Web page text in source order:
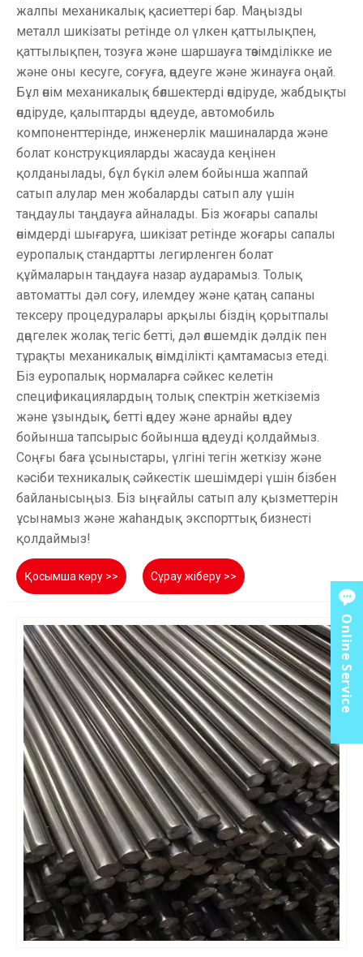
жалпы механикалық қасиеттері бар. Маңызды
металл шикізаты ретінде ол үлкен қаттылықпен,
қаттылықпен, тозуға және шаршауға төзімділікке ие
және оны кесуге, соғуға, өңдеуге және жинауға оңай.
Бұл өнім механикалық бөлшектерді өндіруде, жабдықты
өндіруде, қалыптарды өңдеуде, автомобиль
компоненттерінде, инженерлік машиналарда және
болат конструкцияларды жасауда кеңінен
қолданылады, бұл бүкіл әлем бойынша жаппай
сатып алулар мен жобаларды сатып алу үшін
таңдаулы таңдауға айналады. Біз жоғары сапалы
өнімдерді шығаруға, шикізат ретінде жоғары сапалы
еуропалық стандартты легирленген болат
құймаларын таңдауға назар аударамыз. Толық
автоматты дәл соғу, илемдеу және қатаң сапаны
тексеру процедуралары арқылы біздің қорытпалы
дөңгелек жолақ тегіс бетті, дәл өлшемдік дәлдік пен
тұрақты механикалық өнімділікті қамтамасыз етеді.
Біз еуропалық нормаларға сәйкес келетін
спецификациялардың толық спектрін жеткіземіз
және ұзындық, бетті өңдеу және арнайы өңдеу
бойынша тапсырыс бойынша өңдеуді қолдаймыз.
Соңғы баға ұсыныстары, үлгіні тегін жеткізу және
кәсіби техникалық сәйкестік шешімдері үшін бізбен
байланысыңыз. Біз ыңғайлы сатып алу қызметтерін
ұсынамыз және жаһандық экспорттық бизнесті
қолдаймыз!
Қосымша көру >> Сұрау жіберу >>
Online Service